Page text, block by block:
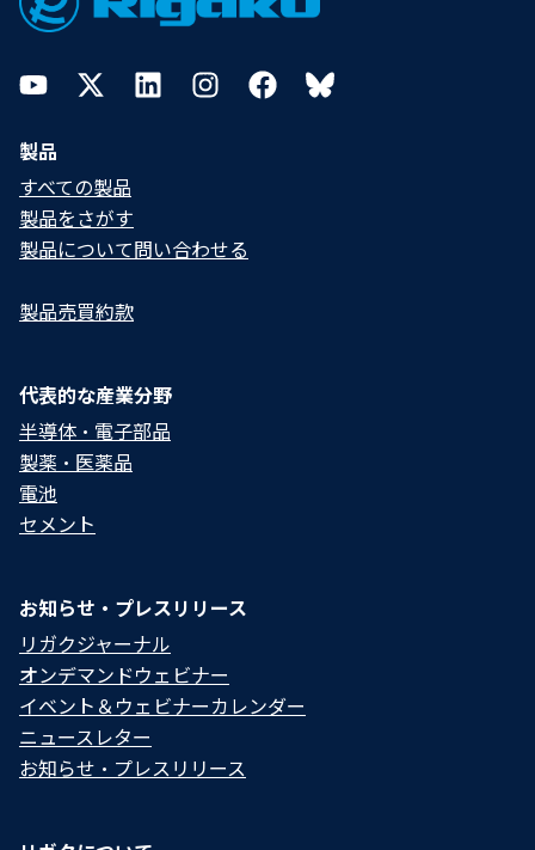
YouTubeTwitterLinkedInInstagramFacebookBluesky
製品
すべての製品
製品をさがす
製品について問い合わせる​
製品売買約款
代表的な産業分野
半導体・電子部品
製薬・医薬品
電池
セメント
お知らせ・プレスリリース
リガクジャーナル
オンデマンドウェビナー
イベント＆ウェビナーカレンダー
ニュースレター
お知らせ・プレスリリース